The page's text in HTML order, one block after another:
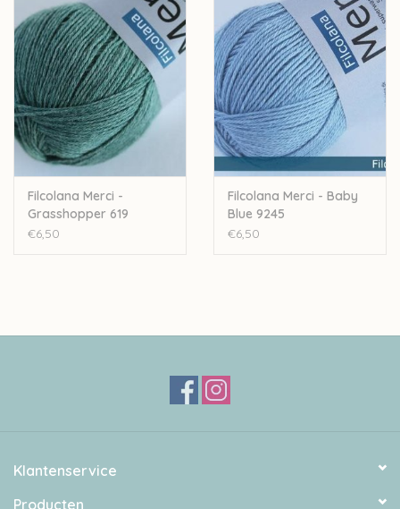
Filcolana Merci -
Grasshopper 619
€6,50
Filcolana Merci - Baby
Blue 9245
€6,50
Klantenservice
Producten